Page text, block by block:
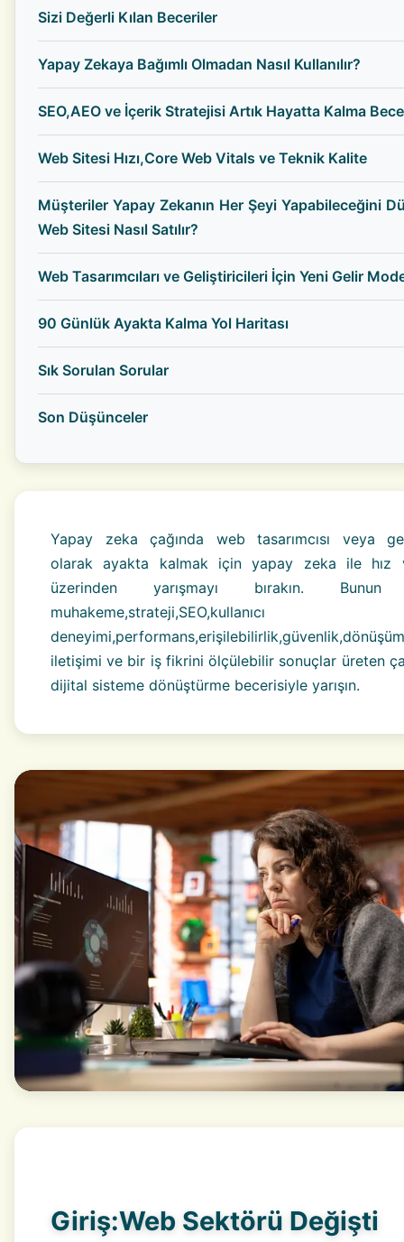
Sizi Değerli Kılan Beceriler
Yapay Zekaya Bağımlı Olmadan Nasıl Kullanılır?
SEO,AEO ve İçerik Stratejisi Artık Hayatta Kalma
Web Sitesi Hızı,Core Web Vitals ve Teknik Kalite
Müşteriler Yapay Zekanın Her Şeyi Yapabileceğini
Web Sitesi Nasıl Satılır?
Web Tasarımcıları ve Geliştiricileri İçin Yeni Gelir
90 Günlük Ayakta Kalma Yol Haritası
Sık Sorulan Sorular
Son Düşünceler
Yapay zeka çağında web tasarımcısı veya
olarak ayakta kalmak için yapay zeka ile hız
üzerinden yarışmayı bırakın. Bunun
muhakeme,strateji,SEO,kullanıcı
iletişimi ve bir iş fikrini ölçülebilir sonuçlar üreten
dijital sisteme dönüştürme becerisiyle yarışın.
Giriş:Web Sektörü Değişti